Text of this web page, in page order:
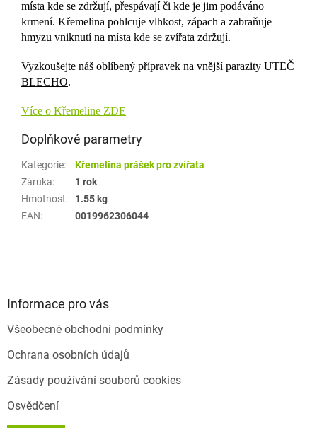
místa kde se zdržují, přespávají či kde je jim podáváno
krmení. Křemelina pohlcuje vlhkost, zápach a zabraňuje
hmyzu vniknutí na místa kde se zvířata zdržují.
Vyzkoušejte náš oblíbený přípravek na vnější parazity UTEČ
BLECHO.
Více o Křemeline ZDE
Doplňkové parametry
Kategorie:
Křemelina prášek pro zvířata
Záruka:
1 rok
Hmotnost:
1.55 kg
EAN: 0019962306044
Informace pro vás
Všeobecné obchodní podmínky
Ochrana osobních údajů
Zásady používání souborů cookies
Osvědčení